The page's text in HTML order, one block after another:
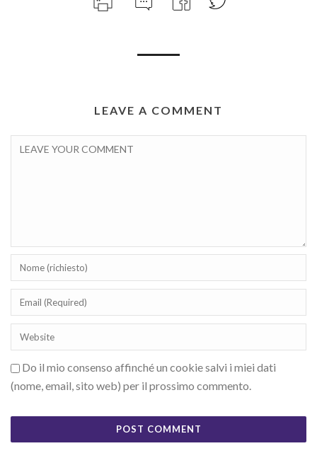
LEAVE A COMMENT
Do il mio consenso affinché un cookie salvi i miei dati
(nome, email, sito web) per il prossimo commento.